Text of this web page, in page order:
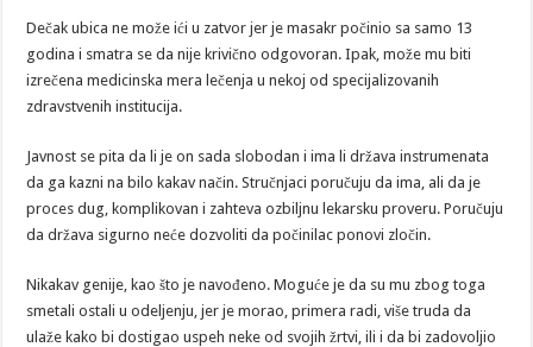
Dečak ubica ne može ići u zatvor jer je masakr počinio sa samo 13
godina i smatra se da nije krivično odgovoran. Ipak, može mu biti
izrečena medicinska mera lečenja u nekoj od specijalizovanih
zdravstvenih institucija.
Javnost se pita da li je on sada slobodan i ima li država instrumenata
da ga kazni na bilo kakav način. Stručnjaci poručuju da ima, ali da je
proces dug, komplikovan i zahteva ozbiljnu lekarsku proveru. Poručuju
da država sigurno neće dozvoliti da počinilac ponovi zločin.
Nikakav genije, kao što je navođeno. Moguće je da su mu zbog toga
smetali ostali u odeljenju, jer je morao, primera radi, više truda da
ulaže kako bi dostigao uspeh neke od svojih žrtvi, ili i da bi zadovoljio